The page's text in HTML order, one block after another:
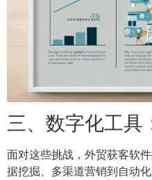
三、数字化工具
面对这些挑战，外贸获客软
据挖掘、多渠道营销到自动